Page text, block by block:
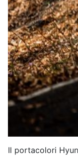
Il portacolori